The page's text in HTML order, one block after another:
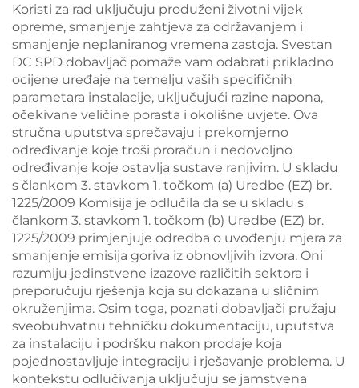
Koristi za rad uključuju produženi životni vijek
opreme, smanjenje zahtjeva za održavanjem i
smanjenje neplaniranog vremena zastoja. Svestan
DC SPD dobavljač pomaže vam odabrati prikladno
ocijene uređaje na temelju vaših specifičnih
parametara instalacije, uključujući razine napona,
očekivane veličine porasta i okolišne uvjete. Ova
stručna uputstva sprečavaju i prekomjerno
određivanje koje troši proračun i nedovoljno
određivanje koje ostavlja sustave ranjivim. U skladu
s člankom 3. stavkom 1. točkom (a) Uredbe (EZ) br.
1225/2009 Komisija je odlučila da se u skladu s
člankom 3. stavkom 1. točkom (b) Uredbe (EZ) br.
1225/2009 primjenjuje odredba o uvođenju mjera za
smanjenje emisija goriva iz obnovljivih izvora. Oni
razumiju jedinstvene izazove različitih sektora i
preporučuju rješenja koja su dokazana u sličnim
okruženjima. Osim toga, poznati dobavljači pružaju
sveobuhvatnu tehničku dokumentaciju, uputstva
za instalaciju i podršku nakon prodaje koja
pojednostavljuje integraciju i rješavanje problema. U
kontekstu odlučivanja uključuju se jamstvena